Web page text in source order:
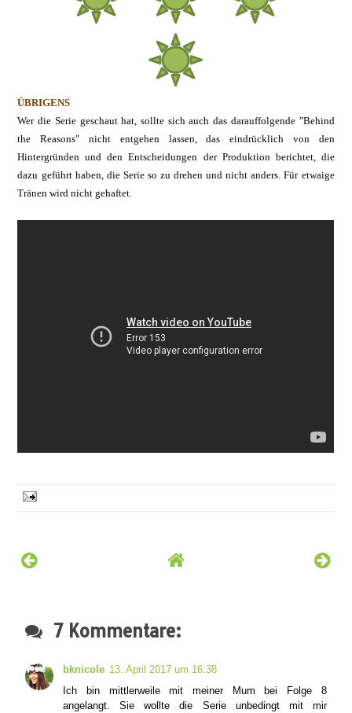
ÜBRIGENS
Wer die Serie geschaut hat, sollte sich auch das darauffolgende "Behind
the Reasons" nicht entgehen lassen, das eindrücklich von den
Hintergründen und den Entscheidungen der Produktion berichtet, die
dazu geführt haben, die Serie so zu drehen und nicht anders. Für etwaige
Tränen wird nicht gehaftet.
7 Kommentare:
bknicole 13. April 2017 um 16:38
Ich bin mittlerweile mit meiner Mum bei Folge 8
angelangt. Sie wollte die Serie unbedingt mit mir